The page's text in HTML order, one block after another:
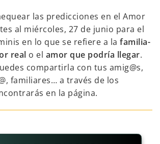
las predicciones en el Amor
al miércoles, 27 de junio para el
en lo que se refiere a la familia-
real o el amor que podría llegar.
compartirla con tus amig@s,
familiares… a través de los
en la página.